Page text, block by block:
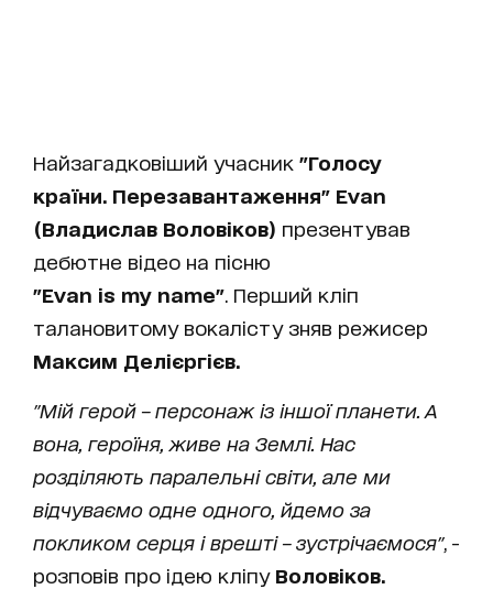
Найзагадковіший учасник "Голосу
країни. Перезавантаження" Evan
(Владислав Воловіков) презентував
дебютне відео на пісню
"Evan is my name" . Перший кліп
талановитому вокалісту зняв режисер
Максим Делієргієв.
"Мій герой – персонаж із іншої планети. А
вона, героїня, живе на Землі. Нас
розділяють паралельні світи, але ми
відчуваємо одне одного, йдемо за
покликом серця і врешті – зустрічаємося", -
розповів про ідею кліпуВоловіков.